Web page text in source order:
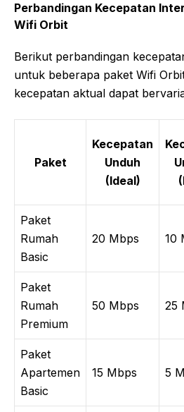
Perbandingan Kecepatan
Wifi Orbit
Berikut perbandingan
untuk beberapa paket Wifi
kecepatan aktual dapat
Paket
Kecepatan
Unduh
(Ideal)
Paket
Rumah
Basic
20 Mbps 10
Paket
Rumah
Premium
50 Mbps 25
Paket
Apartemen
Basic
15 Mbps 5